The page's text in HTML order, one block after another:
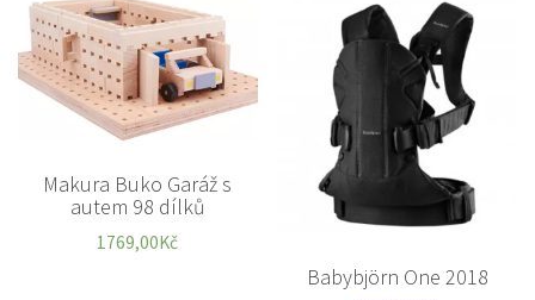
Makura Buko Garáž s
autem 98 dílků
1769,00Kč
Babybjörn One 2018